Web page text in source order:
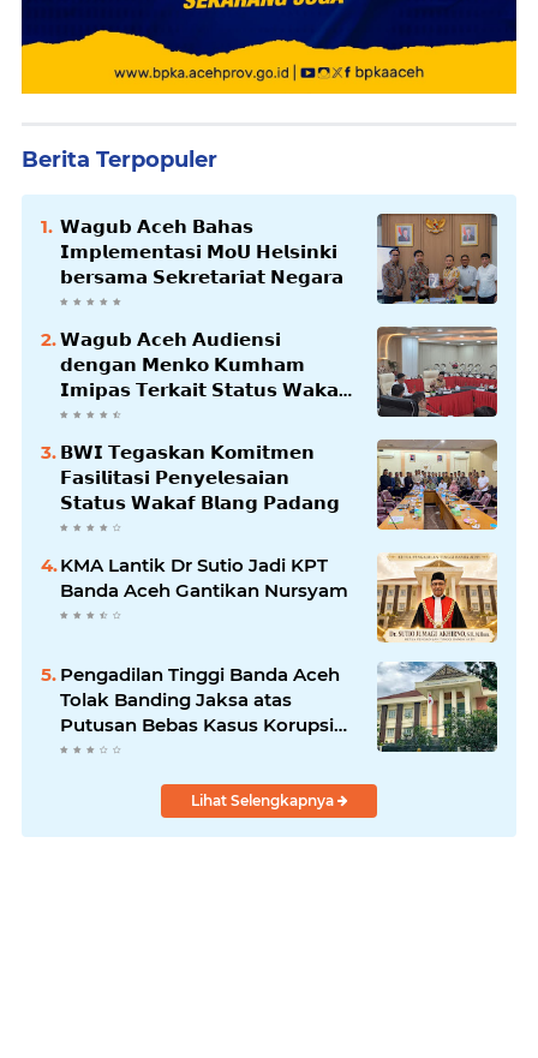
Berita Terpopuler
𝗪𝗮𝗴𝘂𝗯 𝗔𝗰𝗲𝗵 𝗕𝗮𝗵𝗮𝘀
𝗜𝗺𝗽𝗹𝗲𝗺𝗲𝗻𝘁𝗮𝘀𝗶 𝗠𝗼𝗨 𝗛𝗲𝗹𝘀𝗶𝗻𝗸𝗶
𝗯𝗲𝗿𝘀𝗮𝗺𝗮 𝗦𝗲𝗸𝗿𝗲𝘁𝗮𝗿𝗶𝗮𝘁 𝗡𝗲𝗴𝗮𝗿𝗮
𝗪𝗮𝗴𝘂𝗯 𝗔𝗰𝗲𝗵 𝗔𝘂𝗱𝗶𝗲𝗻𝘀𝗶
𝗱𝗲𝗻𝗴𝗮𝗻 𝗠𝗲𝗻𝗸𝗼 𝗞𝘂𝗺𝗵𝗮𝗺
𝗜𝗺𝗶𝗽𝗮𝘀 𝗧𝗲𝗿𝗸𝗮𝗶𝘁 𝗦𝘁𝗮𝘁𝘂𝘀 𝗪𝗮𝗸𝗮𝗳
𝗕𝗹𝗮𝗻𝗴𝗽𝗮𝗱𝗮𝗻𝗴
𝗕𝗪𝗜 𝗧𝗲𝗴𝗮𝘀𝗸𝗮𝗻 𝗞𝗼𝗺𝗶𝘁𝗺𝗲𝗻
𝗙𝗮𝘀𝗶𝗹𝗶𝘁𝗮𝘀𝗶 𝗣𝗲𝗻𝘆𝗲𝗹𝗲𝘀𝗮𝗶𝗮𝗻
𝗦𝘁𝗮𝘁𝘂𝘀 𝗪𝗮𝗸𝗮𝗳 𝗕𝗹𝗮𝗻𝗴 𝗣𝗮𝗱𝗮𝗻𝗴
KMA Lantik Dr Sutio Jadi KPT
Banda Aceh Gantikan Nursyam
Pengadilan Tinggi Banda Aceh
Tolak Banding Jaksa atas
Putusan Bebas Kasus Korupsi
Wastafel
Lihat Selengkapnya